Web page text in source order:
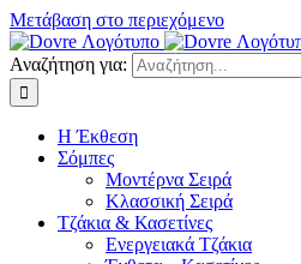
Μετάβαση στο περιεχόμενο
Αναζήτηση για:
Η Έκθεση
Σόμπες
Μοντέρνα Σειρά
Κλασσική Σειρά
Τζάκια & Κασετίνες
Ενεργειακά Τζάκια